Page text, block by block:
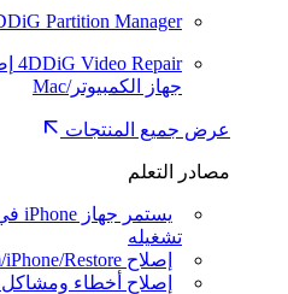
Partition Manager
4DDiG Video Repair
جهاز الكمبيوتر/Mac
عرض جميع المنتجات
مصادر التعلم
تشغيله
إصلاح Support Apple Com/iPhone/Restore
إصلاح أخطاء ومشاكل iOS 27